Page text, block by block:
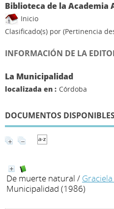
Biblioteca de la Academia
Inicio
Clasificado(s) por (Pertinencia
INFORMACIÓN DE LA
La Municipalidad
localizada en : Córdoba
DOCUMENTOS
De muerte natural /
Municipalidad (1986)